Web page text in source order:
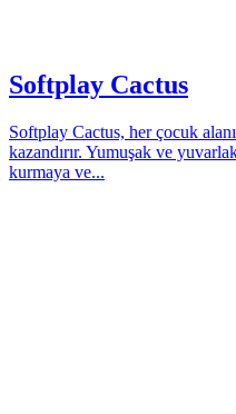
Softplay Cactus
Softplay Cactus, her çocuk
kazandırır. Yumuşak ve
kurmaya ve...